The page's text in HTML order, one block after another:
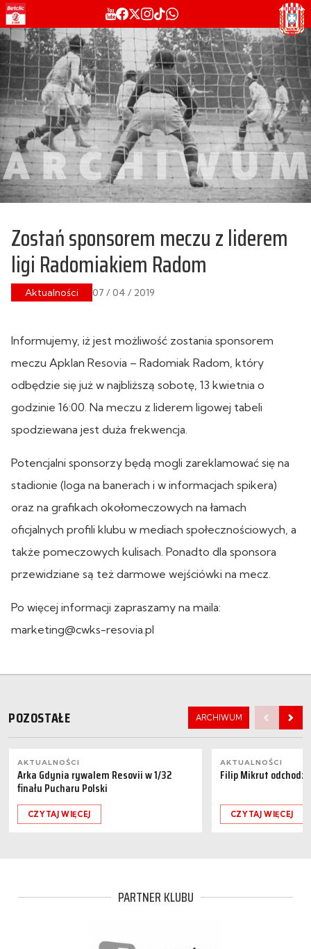
Zostań sponsorem meczu z liderem
ligi Radomiakiem Radom
Aktualności 07 / 04 / 2019
Informujemy, iż jest możliwość zostania sponsorem
meczu Apklan Resovia – Radomiak Radom, który
odbędzie się już w najbliższą sobotę, 13 kwietnia o
godzinie 16:00. Na meczu z liderem ligowej tabeli
spodziewana jest duża frekwencja.
Potencjalni sponsorzy będą mogli zareklamować się na
stadionie (loga na banerach i w informacjach spikera)
oraz na grafikach okołomeczowych na łamach
oficjalnych profili klubu w mediach społecznościowych, a
także pomeczowych kulisach. Ponadto dla sponsora
przewidziane są też darmowe wejściówki na mecz.
Po więcej informacji zapraszamy na maila:
marketing@cwks-resovia.pl
POZOSTAŁE ARCHIWUM
AKTUALNOŚCI
Arka Gdynia rywalem Resovii w 1/32
finału Pucharu Polski
CZYTAJ WIĘCEJ
AKTUALNOŚCI
Filip Mikrut
CZYTAJ WIĘCEJ
PARTNER KLUBU